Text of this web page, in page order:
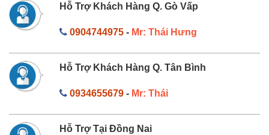
Hỗ Trợ Khách Hàng Q. Gò Vấp
0904744975- Mr: Thái Hưng
Hỗ Trợ Khách Hàng Q. Tân Bình
0934655679- Mr: Thái
Hỗ Trợ Tại Đồng Nai